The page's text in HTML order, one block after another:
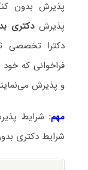
پذیرش بدون
پذیرشدکتری
دکترا تخصصی
فراخوانی که
و پذیرش
مهم: شرایط
شرایط دکتری